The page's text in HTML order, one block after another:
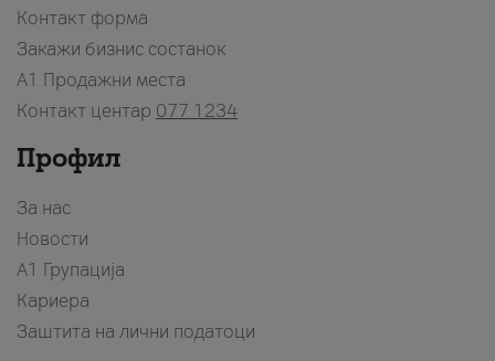
Контакт форма
Закажи бизнис состанок
A1 Продажни места
Контакт центар 077 1234
Профил
За нас
Новости
А1 Групација
Кариера
Заштита на лични податоци